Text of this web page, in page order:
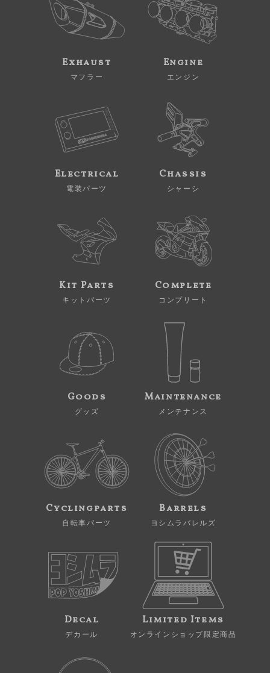
Exhaust
マフラー
Engine
エンジン
Electrical
電装パーツ
Chassis
シャーシ
Kit Parts
キットパーツ
Complete
コンプリート
Goods
グッズ
Maintenance
メンテナンス
Cyclingparts
自転車パーツ
Barrels
ヨシムラバレルズ
Decal
デカール
Limited Items
オンラインショップ限定商品